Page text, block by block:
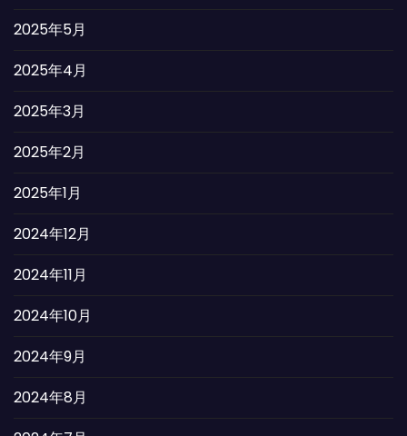
2025年5月
2025年4月
2025年3月
2025年2月
2025年1月
2024年12月
2024年11月
2024年10月
2024年9月
2024年8月